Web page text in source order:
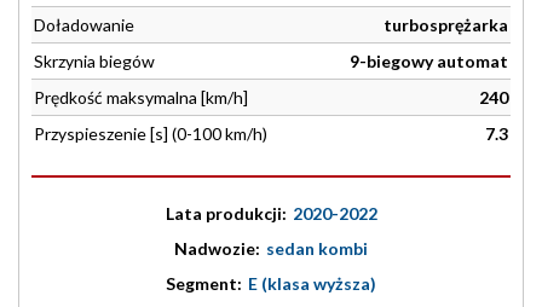
Doładowanie
turbosprężarka
Skrzynia biegów
9-biegowy automat
Prędkość maksymalna [km/h]
240
Przyspieszenie [s] (0-100 km/h)
7.3
Lata produkcji: 2020-2022
Nadwozie: sedan kombi
Segment: E (klasa wyższa)